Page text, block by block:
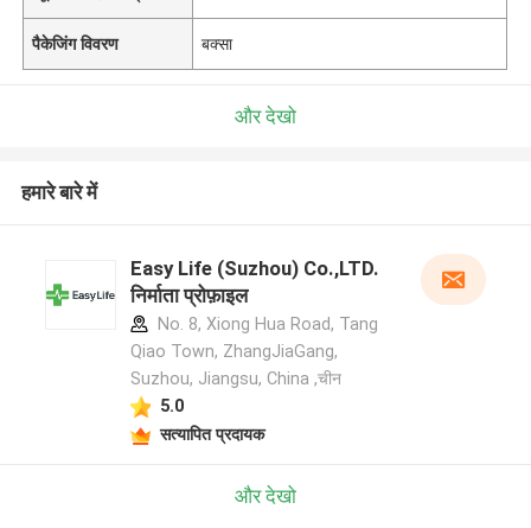
पैकेजिंग विवरण बक्सा
और देखो
हमारे बारे में
Easy Life (Suzhou) Co.,LTD.
निर्माता प्रोफ़ाइल
No. 8, Xiong Hua Road, Tang
Qiao Town, ZhangJiaGang,
Suzhou, Jiangsu, China ,चीन
5.0
सत्यापित प्रदायक
और देखो